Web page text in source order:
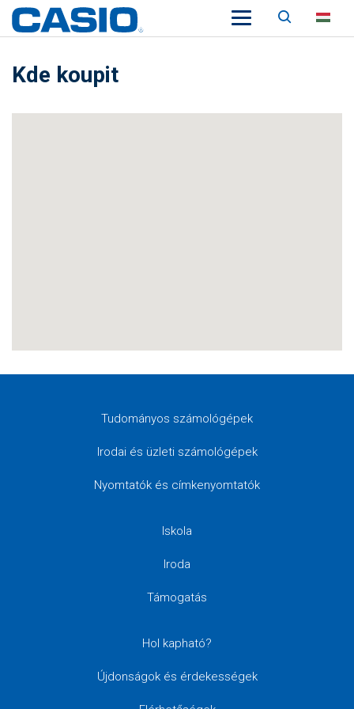
Keresés
Kde koupit
Tudományos számológépek
Irodai és üzleti számológépek
Nyomtatók és címkenyomtatók
Iskola
Iroda
Támogatás
Hol kapható?
Újdonságok és érdekességek